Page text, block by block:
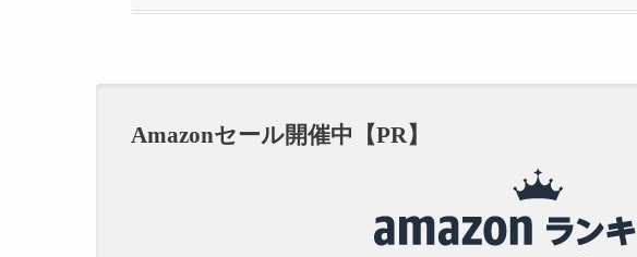
Amazonセール開催中【PR】